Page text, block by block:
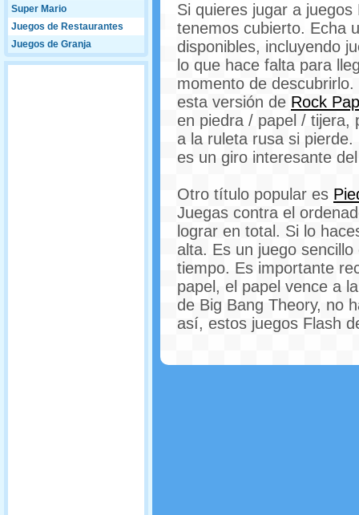
Super Mario
Juegos de Restaurantes
Juegos de Granja
Si quieres jugar a
tenemos cubierto. Echa
disponibles, incluyendo
lo que hace falta para
momento de
esta versión de Rock
en piedra / papel / tijera,
a la ruleta rusa si
es un giro interesante
Otro título popular es
Juegas contra el
lograr en total. Si lo
alta. Es un juego
tiempo. Es importante
papel, el papel vence a
de Big Bang Theory, no
así, estos juegos Flash